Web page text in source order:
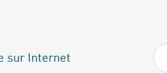
sur Internet